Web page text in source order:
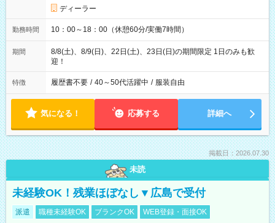
ディーラー
勤務時間 10：00～18：00（休憩60分/実働7時間）
期間
8/8(土)、8/9(日)、22日(土)、23日(日)の期間限定 1日のみも歓
迎！
特徴 履歴書不要 / 40～50代活躍中 / 服装自由
気になる！ 応募する 詳細へ
掲載日：2026.07.30
未読
未経験OK！残業ほぼなし▼広島で受付
派遣 職種未経験OK ブランクOK WEB登録・面接OK